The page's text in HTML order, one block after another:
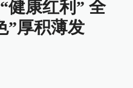
健康红利” 全
”厚积薄发